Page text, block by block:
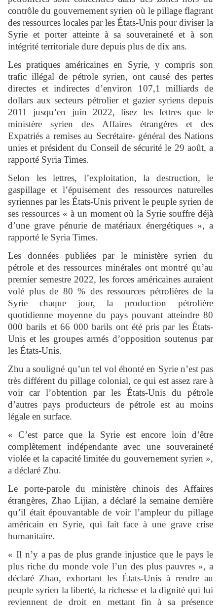
contrôle du gouvernement syrien où le pillage flagrant
des ressources locales par les États-Unis pour diviser la
Syrie et porter atteinte à sa souveraineté et à son
intégrité territoriale dure depuis plus de dix ans.
Les pratiques américaines en Syrie, y compris son
trafic illégal de pétrole syrien, ont causé des pertes
directes et indirectes d’environ 107,1 milliards de
dollars aux secteurs pétrolier et gazier syriens depuis
2011 jusqu’en juin 2022, lisez les lettres que le
ministère syrien des Affaires étrangères et des
Expatriés a remises au Secrétaire- général des Nations
unies et président du Conseil de sécurité le 29 août, a
rapporté Syria Times.
Selon les lettres, l’exploitation, la destruction, le
gaspillage et l’épuisement des ressources naturelles
syriennes par les États-Unis privent le peuple syrien de
ses ressources « à un moment où la Syrie souffre déjà
d’une grave pénurie de matériaux énergétiques », a
rapporté le Syria Times.
Les données publiées par le ministère syrien du
pétrole et des ressources minérales ont montré qu’au
premier semestre 2022, les forces américaines auraient
volé plus de 80 % des ressources pétrolières de la
Syrie chaque jour, la production pétrolière
quotidienne moyenne du pays pouvant atteindre 80
000 barils et 66 000 barils ont été pris par les États-
Unis et les groupes armés d’opposition soutenus par
les États-Unis.
Zhu a souligné qu’un tel vol éhonté en Syrie n’est pas
très différent du pillage colonial, ce qui est assez rare à
voir car l’obtention par les États-Unis du pétrole
d’autres pays producteurs de pétrole est au moins
légale en surface.
« C’est parce que la Syrie est encore loin d’être
complètement indépendante avec une souveraineté
violée et la capacité limitée du gouvernement syrien »,
a déclaré Zhu.
Le porte-parole du ministère chinois des Affaires
étrangères, Zhao Lijian, a déclaré la semaine dernière
qu’il était épouvantable de voir l’ampleur du pillage
américain en Syrie, qui fait face à une grave crise
humanitaire.
« Il n’y a pas de plus grande injustice que le pays le
plus riche du monde vole l’un des plus pauvres », a
déclaré Zhao, exhortant les États-Unis à rendre au
peuple syrien la liberté, la richesse et la dignité qui lui
reviennent de droit en mettant fin à sa présence